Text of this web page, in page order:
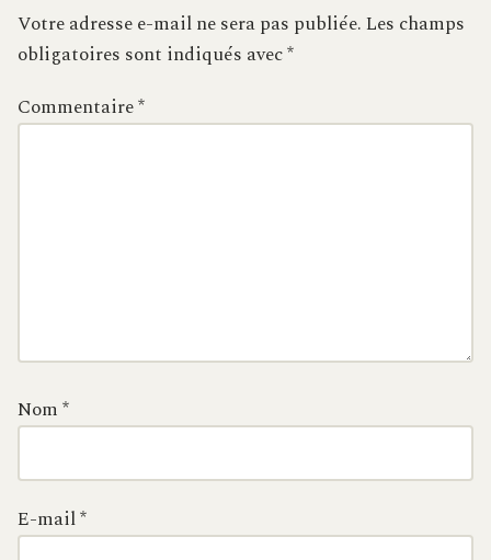
Votre adresse e-mail ne sera pas publiée.Les champs
obligatoires sont indiqués avec*
Commentaire*
Nom*
E-mail*